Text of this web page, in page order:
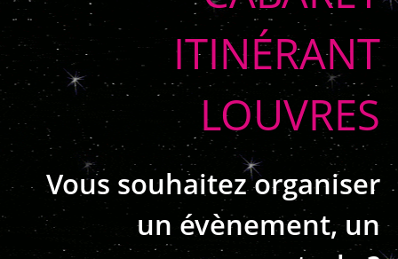
ITINÉRANT
LOUVRES
Vous souhaitez organiser
un évènement, un